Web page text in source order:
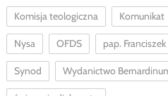
Komisja teologiczna Komunikat
Nysa OFDS pap. Franciszek
Synod Wydanictwo